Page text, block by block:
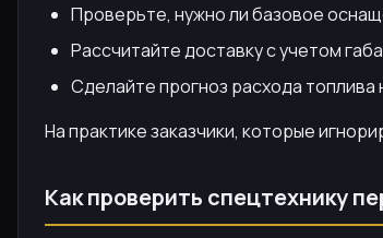
Проверьте, нужно ли базовое
Рассчитайте доставку с учетом
Сделайте прогноз расхода
На практике заказчики, которые
Как проверить спецтехнику